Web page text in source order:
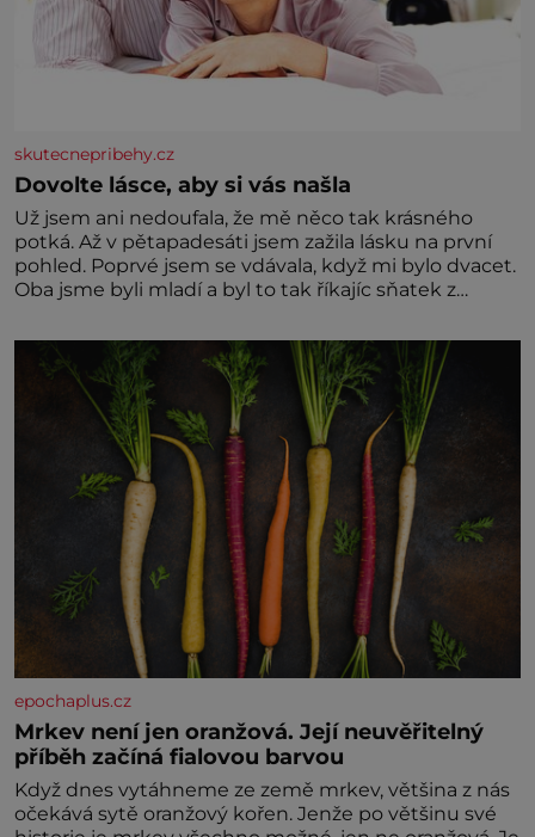
skutecnepribehy.cz
Dovolte lásce, aby si vás našla
Už jsem ani nedoufala, že mě něco tak krásného
potká. Až v pětapadesáti jsem zažila lásku na první
pohled. Poprvé jsem se vdávala, když mi bylo dvacet.
Oba jsme byli mladí a byl to tak říkajíc sňatek z
zaopatřený mladý muž. Manželství nám oběma moc
nesvědčilo, brzy jsme zjistili, že
epochaplus.cz
Mrkev není jen oranžová. Její neuvěřitelný
příběh začíná fialovou barvou
Když dnes vytáhneme ze země mrkev, většina z nás
očekává sytě oranžový kořen. Jenže po většinu své